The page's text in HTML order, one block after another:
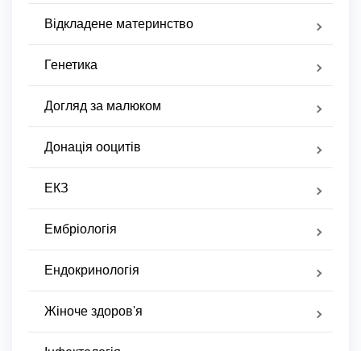
Відкладене материнство
Генетика
Догляд за малюком
Донація ооцитів
ЕКЗ
Ембріологія
Ендокринологія
Жіноче здоров'я